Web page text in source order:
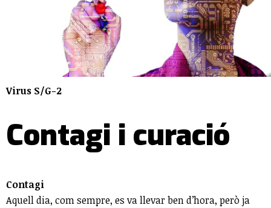
Virus S/G-2
Contagi i curació
Contagi
Aquell dia, com sempre, es va llevar ben d’hora, però ja